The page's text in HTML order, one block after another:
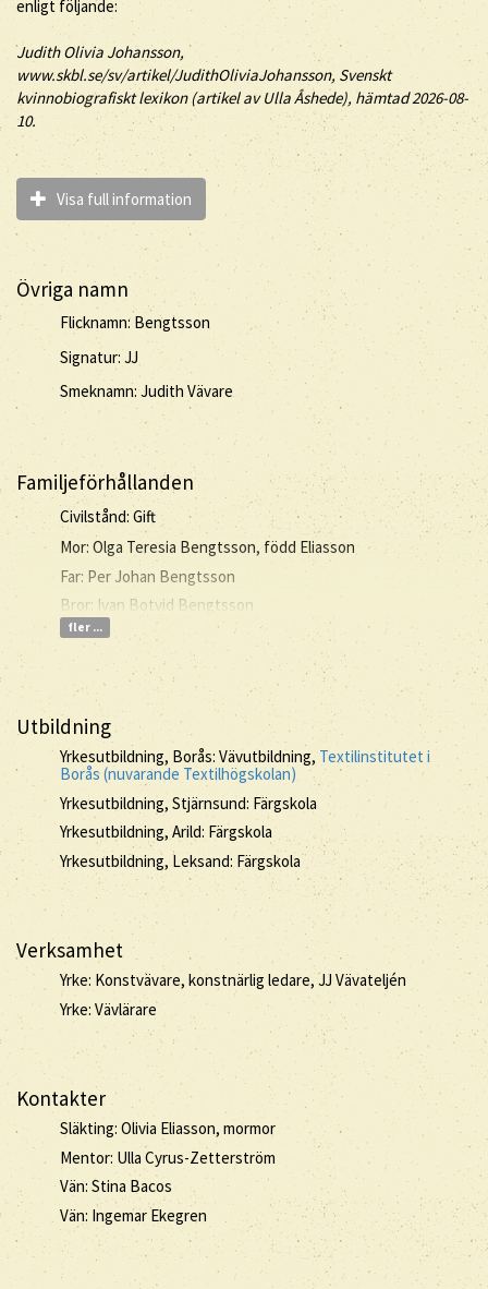
enligt följande:
JudithOlivia Johansson,
www.skbl.se/sv/artikel/JudithOliviaJohansson, Svenskt
kvinnobiografiskt lexikon (artikel avUlla Åshede), hämtad 2026-08-
10.
Visa full information
Övriga namn
Flicknamn: Bengtsson
Signatur: JJ
Smeknamn: Judith Vävare
Familjeförhållanden
Civilstånd: Gift
Mor: Olga Teresia Bengtsson, född Eliasson
Far: Per Johan Bengtsson
Bror: Ivan Botvid Bengtsson
fler ...
Utbildning
Yrkesutbildning, Borås: Vävutbildning, Textilinstitutet i
Borås (nuvarande Textilhögskolan)
Yrkesutbildning, Stjärnsund: Färgskola
Yrkesutbildning, Arild: Färgskola
Yrkesutbildning, Leksand: Färgskola
Verksamhet
Yrke: Konstvävare, konstnärlig ledare, JJ Vävateljén
Yrke: Vävlärare
Kontakter
Släkting: Olivia Eliasson, mormor
Mentor: Ulla Cyrus-Zetterström
Vän: Stina Bacos
Vän: Ingemar Ekegren